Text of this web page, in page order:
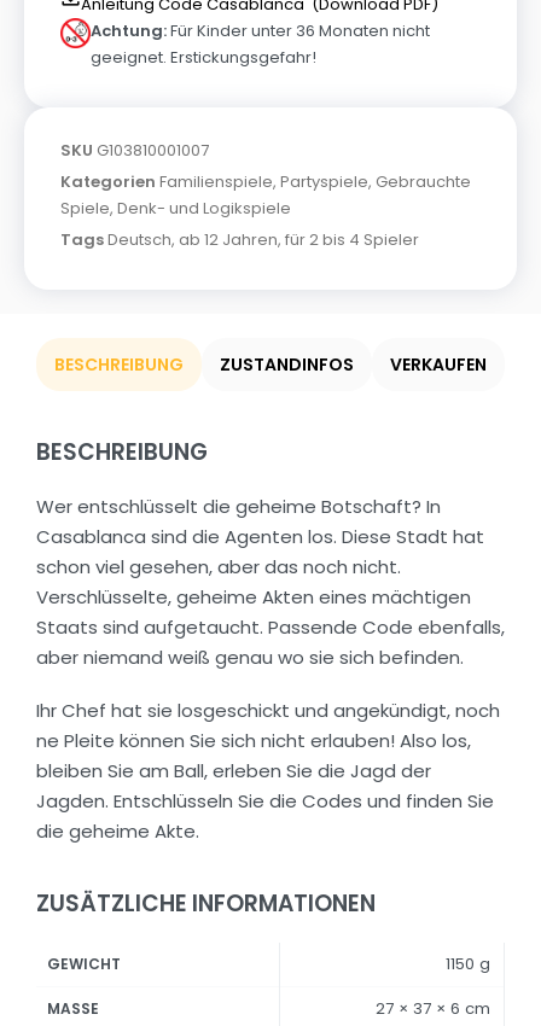
Anleitung Code Casablanca' (Download PDF)
Achtung:Für Kinder unter 36 Monaten nicht
geeignet. Erstickungsgefahr!
SKU G103810001007
Kategorien Familienspiele, Partyspiele, Gebrauchte
Spiele, Denk- und Logikspiele
TagsDeutsch, ab 12 Jahren, für 2 bis 4 Spieler
BESCHREIBUNG ZUSTANDINFOS VERKAUFEN
BESCHREIBUNG
Wer entschlüsselt die geheime Botschaft? In
Casablanca sind die Agenten los. Diese Stadt hat
schon viel gesehen, aber das noch nicht.
Verschlüsselte, geheime Akten eines mächtigen
Staats sind aufgetaucht. Passende Code ebenfalls,
aber niemand weiß genau wo sie sich befinden.
Ihr Chef hat sie losgeschickt und angekündigt, noch
ne Pleite können Sie sich nicht erlauben! Also los,
bleiben Sie am Ball, erleben Sie die Jagd der
Jagden. Entschlüsseln Sie die Codes und finden Sie
die geheime Akte.
ZUSÄTZLICHE INFORMATIONEN
GEWICHT 1150 g
MASSE 27 × 37 × 6 cm